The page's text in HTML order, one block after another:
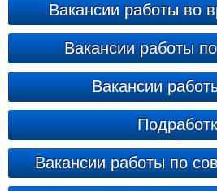
Вакансии работы во
Вакансии работы
Вакансии
Вакансии работы по